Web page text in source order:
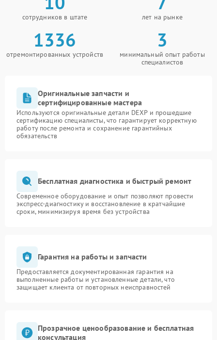
сотрудников в штате лет на рынке
1336
отремонтированных устройств
3
минимальный опыт работы
специалистов
Оригинальные запчасти и
сертифицированные мастера
Используются оригинальные детали DEXP и прошедшие
сертификацию специалисты, что гарантирует корректную
работу после ремонта и сохранение гарантийных
обязательств
Бесплатная диагностика и быстрый ремонт
Современное оборудование и опыт позволяют провести
экспресс-диагностику и восстановление в кратчайшие
сроки, минимизируя время без устройства
Гарантия на работы и запчасти
Предоставляется документированная гарантия на
выполненные работы и установленные детали, что
защищает клиента от повторных неисправностей
Прозрачное ценообразование и бесплатная
консультация